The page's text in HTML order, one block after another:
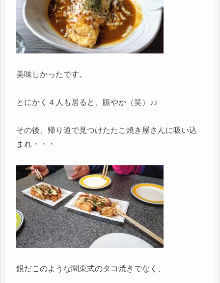
美味しかったです。
とにかく４人も居ると、賑やか（笑）♪♪
その後、帰り道で見つけたたこ焼き屋さんに吸い込
まれ・・・
銀だこのような関東式のタコ焼きでなく、